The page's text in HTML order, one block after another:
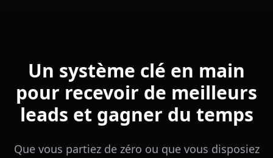
Un système clé en main
pour recevoir de meilleurs
leads et gagner du temps
Que vous partiez de zéro ou que vous disposiez